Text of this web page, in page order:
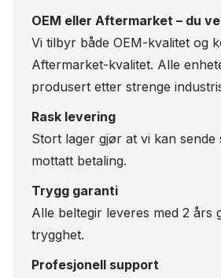
OEM eller Aftermarket – du
Vi tilbyr både OEM-kvalitet og
Aftermarket-kvalitet. Alle
produsert etter strenge
Rask levering
Stort lager gjør at vi kan sende
mottatt betaling.
Trygg garanti
Alle beltegir leveres med 2 års
trygghet.
Profesjonell support